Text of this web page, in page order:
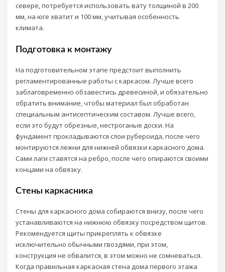
севере, потребуется использовать вату толщиной в 200
мм, на юге хватит и 100 мм, учитывая особенность
климата.
Подготовка к монтажу
На подготовительном этапе предстоит выполнить
регламентированные работы с каркасом. Лучше всего
заблаговременно обзавестись древесиной, и обязательно
обратить внимание, чтобы материал был обработан
специальным антисептическим составом. Лучше всего,
если это будут обрезные, нестроганые доски. На
фундамент прокладываются слои рубероида, после чего
монтируются лежни для нижней обвязки каркасного дома.
Сами лаги ставятся на ребро, после чего опираются своими
концами на обвязку.
Стены каркасника
Стены для каркасного дома собираются внизу, после чего
устанавливаются на нижнюю обвязку посредством щитов.
Рекомендуется щиты прикреплять к обвязке
исключительно обычными гвоздями, при этом,
конструкция не обвалится, в этом можно не сомневаться.
Когда правильная каркасная стена дома первого этажа